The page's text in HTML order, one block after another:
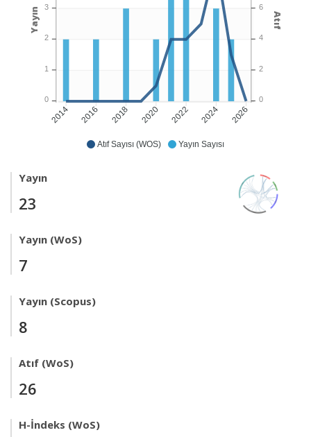
Atıf Sayısı (WOS) Yayın Sayısı
2014 2016 2018 2020 2022 2024 2026
6
4
2
0
Atıf
3
2
1
0
Yayın
Yayın
23
Yayın (WoS)
7
Yayın (Scopus)
8
Atıf (WoS)
26
H-İndeks (WoS)